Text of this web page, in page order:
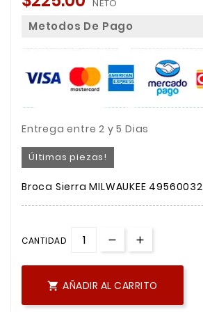
NETO
Metodos De Pago
Entrega entre 2 y 5 Dias
Últimas piezas!
Broca Sierra MILWAUKEE 49560032
CANTIDAD
 AÑADIR AL CARRITO